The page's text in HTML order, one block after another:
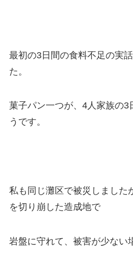
最初の3日間の食料不足の実
た。
菓子パン一つが、4人家族の3
うです。
私も同じ灘区で被災しました
を切り崩した造成地で
岩盤に守れて、被害が少ない